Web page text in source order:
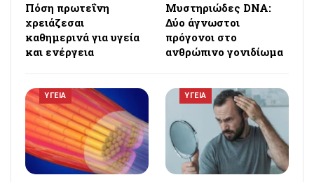
Πόση πρωτεΐνη
χρειάζεσαι
καθημερινά για υγεία
και ενέργεια
Μυστηριώδες DNA:
Δύο άγνωστοι
πρόγονοι στο
ανθρώπινο γονιδίωμα
ΥΓΕΙΑ ΥΓΕΙΑ